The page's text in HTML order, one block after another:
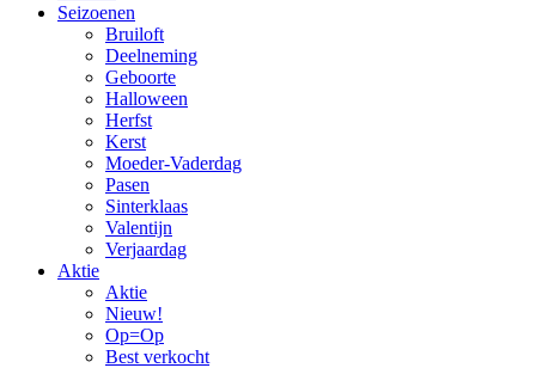
Seizoenen
Bruiloft
Deelneming
Geboorte
Halloween
Herfst
Kerst
Moeder-Vaderdag
Pasen
Sinterklaas
Valentijn
Verjaardag
Aktie
Aktie
Nieuw!
Op=Op
Best verkocht